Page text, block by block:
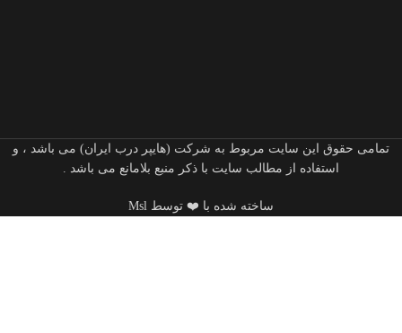
تمامی حقوق این سایت مربوط به شرکت (هایپر درب ایران) می باشد ، و
استفاده از مطالب سایت با ذکر منبع بلامانع می باشد .
ساخته شده با ❤️ توسط Msl